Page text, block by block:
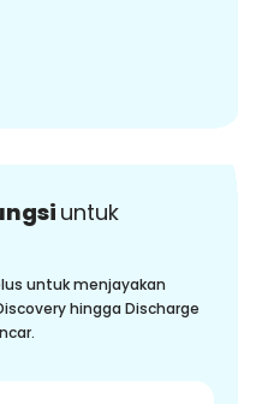
untuk
untuk menjayakan
hingga Discharge